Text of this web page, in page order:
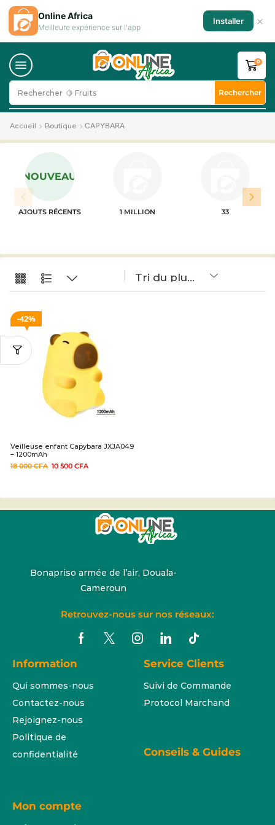
Rechercher 🍋 Fruits Rechercher
0
Accueil Boutique CAPYBARA
NOUVEAU
AJOUTS RÉCENTS 1 MILLION 33
42%
Veilleuse enfant Capybara JXJA049
– 1200mAh
18 000CFA 10 500 CFA
Bonapriso armée de l’air, Douala-
Cameroun
Retrouvez-nous sur nos réseaux:
Information
Qui sommes-nous
Contactez-nous
Rejoignez-nous
Politique de
confidentialité
Service Clients
Suivi de Commande
Protocol Marchand
Conseils & Guides
Mon compte
Online Africa
Meilleure expérience sur l'app
Installer ×